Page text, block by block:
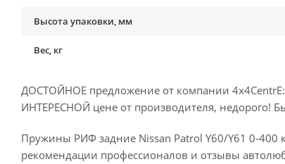
Высота упаковки, мм
Вес, кг
ДОСТОЙНОЕ предложение от компании
ИНТЕРЕСНОЙ цене от производителя, недорого!
Пружины РИФ задние Nissan Patrol Y60/Y61 0-400
рекомендации профессионалов и отзывы